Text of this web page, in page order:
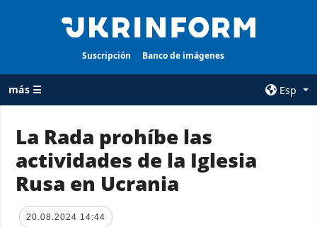
Suscripción Banco de imágenes
más ☰
Esp
TODAS LAS
CATEGORÍAS
Guerra
Reconstrucción
AGENCIA
La Rada prohíbe las
actividades de la Iglesia
Rusa en Ucrania
20.08.2024 14:44